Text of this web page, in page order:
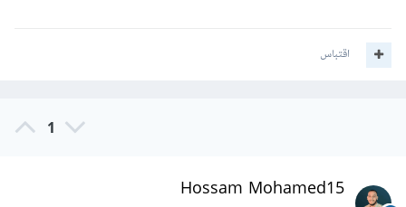
اقتباس
1
Hossam Mohamed15